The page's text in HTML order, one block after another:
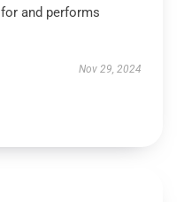
and performs
Nov 29, 2024